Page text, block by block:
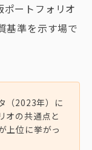
ポートフォリオ
基準を示す場で
（2023年）に
オの共通点と
上位に挙がっ